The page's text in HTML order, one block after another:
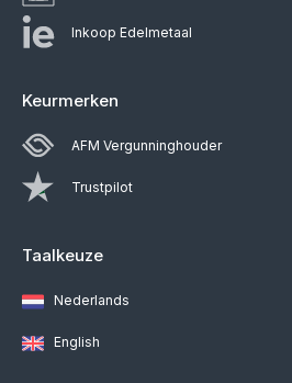
Inkoop Edelmetaal
Keurmerken
AFM Vergunninghouder
Trustpilot
Taalkeuze
Nederlands
English